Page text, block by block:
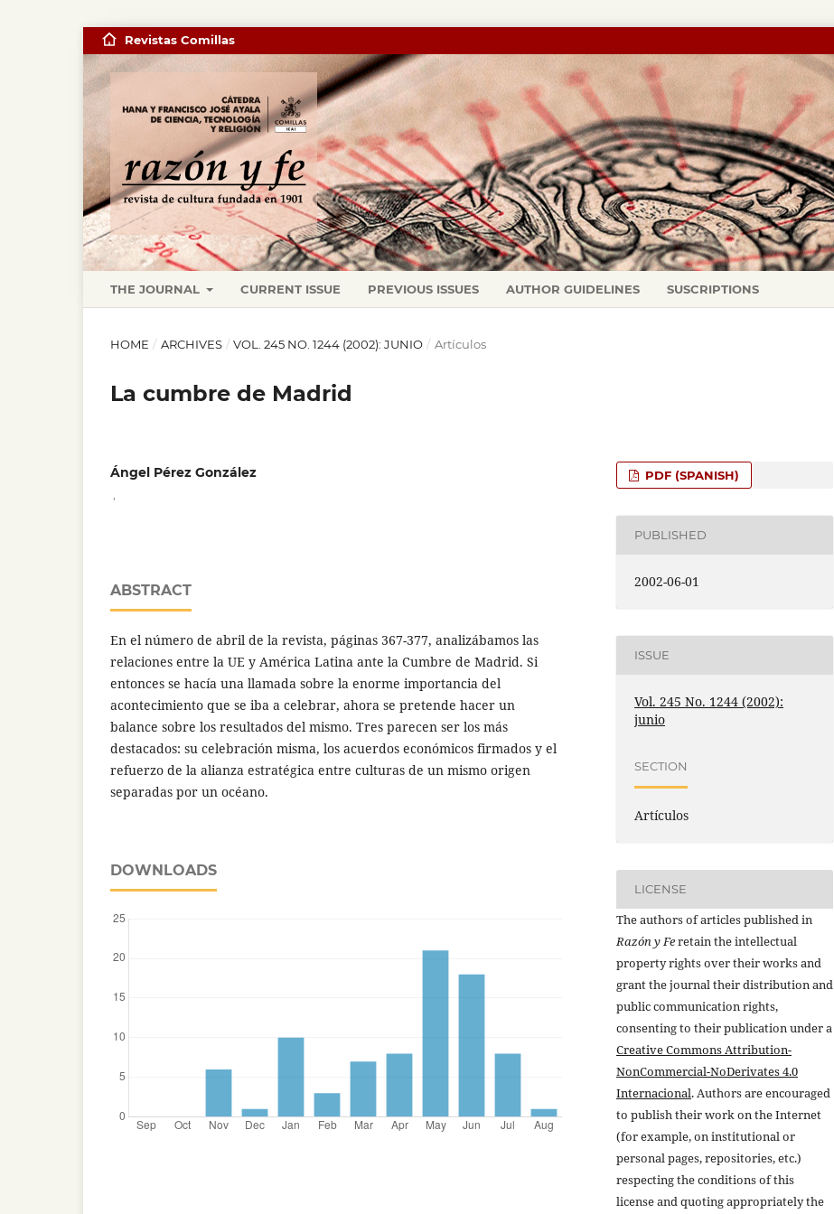
THE JOURNAL CURRENT ISSUE PREVIOUS ISSUES AUTHOR GUIDELINES SUSCRIPTIONS
Revistas Comillas
HOME / ARCHIVES / VOL. 245 NO. 1244 (2002): JUNIO / Artículos
La cumbre de Madrid
Ángel Pérez González
ABSTRACT
En el número de abril de la revista, páginas 367-377, analizábamos las
relaciones entre la UE y América Latina ante la Cumbre de Madrid. Si
entonces se hacía una llamada sobre la enorme importancia del
acontecimiento que se iba a celebrar, ahora se pretende hacer un
balance sobre los resultados del mismo. Tres parecen ser los más
destacados: su celebración misma, los acuerdos económicos firmados y el
refuerzo de la alianza estratégica entre culturas de un mismo origen
separadas por un océano.
DOWNLOADS
PDF (SPANISH)
PUBLISHED
2002-06-01
ISSUE
Vol. 245 No. 1244 (2002):
junio
SECTION
Artículos
LICENSE
The authors of articles published in
Razón y Feretain the intellectual
property rights over their works and
grant the journal their distribution and
public communication rights,
consenting to their publication under a
Creative Commons Attribution-
NonCommercial-NoDerivates 4.0
Internacional. Authors are encouraged
to publish their work on the Internet
(for example, on institutional or
personal pages, repositories, etc.)
respecting the conditions of this
license and quoting appropriately the